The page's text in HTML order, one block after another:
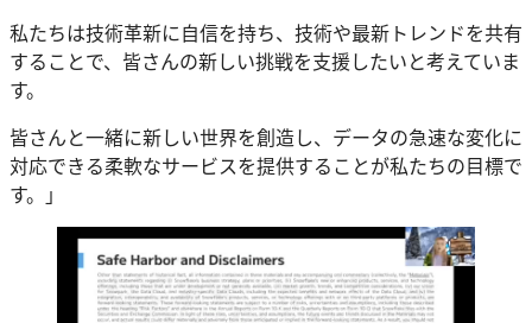
私たちは技術革新に自信を持ち、技術や最新トレンドを共有
することで、皆さんの新しい挑戦を支援したいと考えていま
す。
皆さんと一緒に新しい世界を創造し、データの急速な変化に
対応できる柔軟なサービスを提供することが私たちの目標で
す。」